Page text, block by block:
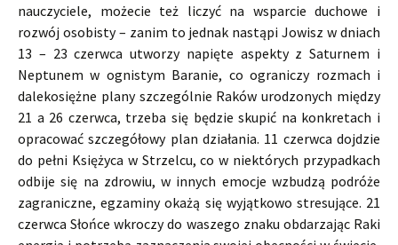
nauczyciele, możecie też liczyć na wsparcie duchowe i
rozwój osobisty – zanim to jednak nastąpi Jowisz w dniach
13 – 23 czerwca utworzy napięte aspekty z Saturnem i
Neptunem w ognistym Baranie, co ograniczy rozmach i
dalekosiężne plany szczególnie Raków urodzonych między
21 a 26 czerwca, trzeba się będzie skupić na konkretach i
opracować szczegółowy plan działania. 11 czerwca dojdzie
do pełni Księżyca w Strzelcu, co w niektórych przypadkach
odbije się na zdrowiu, w innych emocje wzbudzą podróże
zagraniczne, egzaminy okażą się wyjątkowo stresujące. 21
czerwca Słońce wkroczy do waszego znaku obdarzając Raki